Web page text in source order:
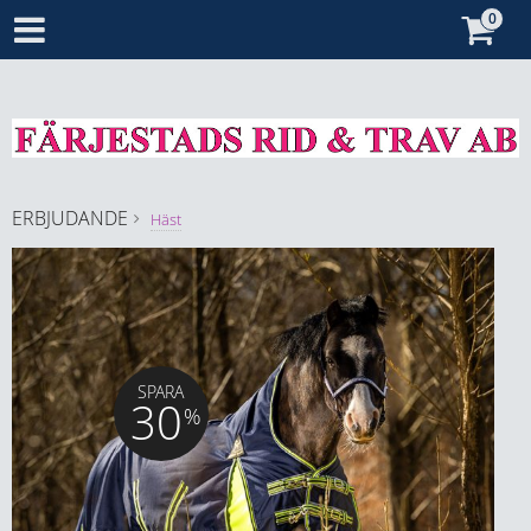
ERBJUDANDE Häst
SPARA
30%